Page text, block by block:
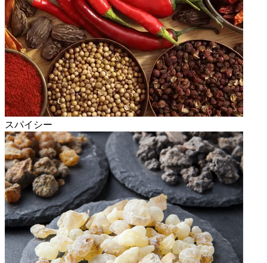
スパイシー